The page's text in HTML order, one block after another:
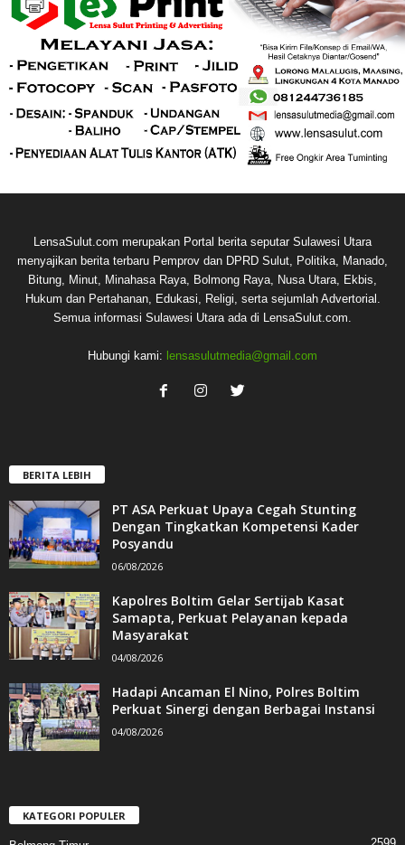
LensaSulut.com merupakan Portal berita seputar Sulawesi Utara
menyajikan berita terbaru Pemprov dan DPRD Sulut, Politika, Manado,
Bitung, Minut, Minahasa Raya, Bolmong Raya, Nusa Utara, Ekbis,
Hukum dan Pertahanan, Edukasi, Religi, serta sejumlah Advertorial.
Semua informasi Sulawesi Utara ada di LensaSulut.com.
Hubungi kami: lensasulutmedia@gmail.com
BERITA LEBIH
PT ASA Perkuat Upaya Cegah Stunting
Dengan Tingkatkan Kompetensi Kader
Posyandu
06/08/2026
Kapolres Boltim Gelar Sertijab Kasat
Samapta, Perkuat Pelayanan kepada
Masyarakat
04/08/2026
Hadapi Ancaman El Nino, Polres Boltim
Perkuat Sinergi dengan Berbagai Instansi
04/08/2026
KATEGORI POPULER